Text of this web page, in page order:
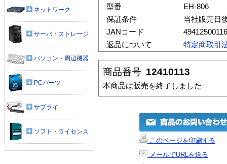
型番
EH-806
保証条件
当社販売日
JANコード
返品について
特定商取引
商品番号 12410113
本商品は販売を終了しました
このページを印刷する
メールでURLを送る
ネットワーク
サーバ・ストレージ
パソコン・周辺機器
PCパーツ
サプライ
ソフト・ライセンス